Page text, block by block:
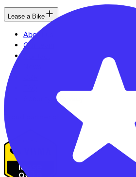
Lease a Bike
About us
Our team
Security & Privacy
Proud partner of